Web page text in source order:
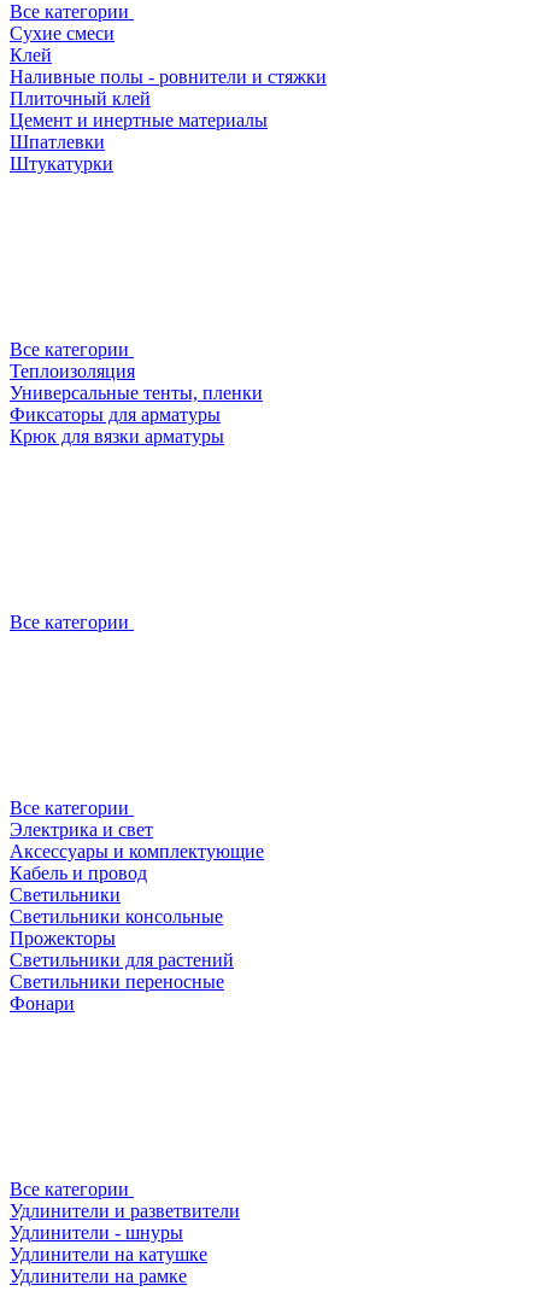
Все категории
Сухие смеси
Клей
Наливные полы - ровнители и стяжки
Плиточный клей
Цемент и инертные материалы
Шпатлевки
Штукатурки
Все категории
Теплоизоляция
Универсальные тенты, пленки
Фиксаторы для арматуры
Крюк для вязки арматуры
Все категории
Все категории
Электрика и свет
Аксессуары и комплектующие
Кабель и провод
Светильники
Светильники консольные
Прожекторы
Светильники для растений
Светильники переносные
Фонари
Все категории
Удлинители и разветвители
Удлинители - шнуры
Удлинители на катушке
Удлинители на рамке